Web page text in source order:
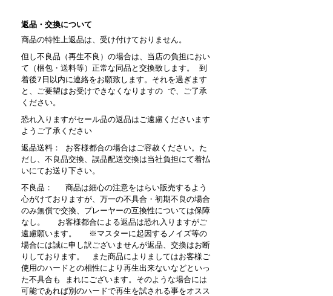
返品・交換について
商品の特性上返品は、受け付けておりません。
但し不良品（再生不良）の場合は、当店の負担におい
て（梱包・送料等）正常な同品と交換致します。 到
着後7日以内に連絡をお願致します。それを過ぎます
と、ご要望はお受けできなくなりますの で、ご了承
ください。
恐れ入りますがセール品の返品はご遠慮くださいます
ようご了承ください
返品送料： お客様都合の場合はご容赦ください。た
だし、不良品交換、誤品配送交換は当社負担にて着払
いにてお送り下さい。
不良品： 商品は細心の注意をはらい販売するよう
心がけておりますが、万一の不具合・初期不良の場合
のみ無償で交換、プレーヤーの互換性については保障
なし。 お客様都合による返品は恐れ入りますがご
遠慮願います。 ※マスターに起因するノイズ等の
場合には誠に申し訳ございませんが返品、交換はお断
りしております。 また商品によりましてはお客様ご
使用のハードとの相性により再生出来ないなどといっ
た不具合も まれにございます。そのような場合には
可能であれば別のハードで再生を試される事をオスス